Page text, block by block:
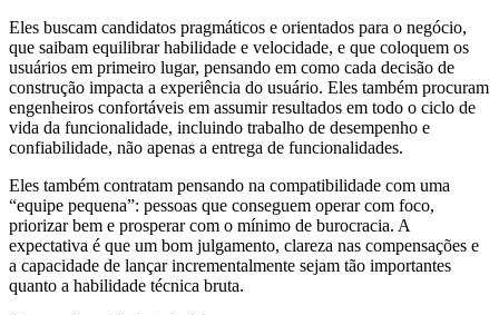
Eles buscam candidatos pragmáticos e orientados para o negócio,
que saibam equilibrar habilidade e velocidade, e que coloquem os
usuários em primeiro lugar, pensando em como cada decisão de
construção impacta a experiência do usuário. Eles também procuram
engenheiros confortáveis em assumir resultados em todo o ciclo de
vida da funcionalidade, incluindo trabalho de desempenho e
confiabilidade, não apenas a entrega de funcionalidades.
Eles também contratam pensando na compatibilidade com uma
“equipe pequena”: pessoas que conseguem operar com foco,
priorizar bem e prosperar com o mínimo de burocracia. A
expectativa é que um bom julgamento, clareza nas compensações e
a capacidade de lançar incrementalmente sejam tão importantes
quanto a habilidade técnica bruta.